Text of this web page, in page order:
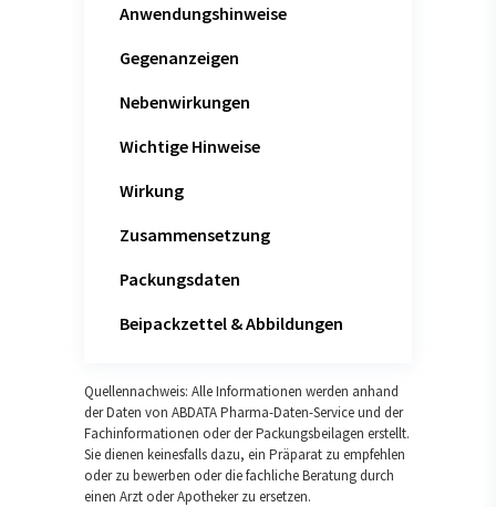
Anwendungshinweise
Gegenanzeigen
Nebenwirkungen
Wichtige Hinweise
Wirkung
Zusammensetzung
Packungsdaten
Beipackzettel & Abbildungen
Quellennachweis: Alle Informationen werden anhand
der Daten von ABDATA Pharma-Daten-Service und der
Fachinformationen oder der Packungsbeilagen erstellt.
Sie dienen keinesfalls dazu, ein Präparat zu empfehlen
oder zu bewerben oder die fachliche Beratung durch
einen Arzt oder Apotheker zu ersetzen.